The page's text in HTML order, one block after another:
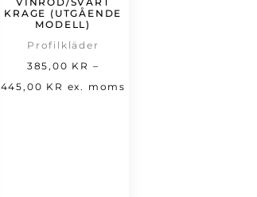
KRAGE (UTGÅENDE
MODELL)
Profilkläder
385,00 KR –
445,00 KR Prisintervall:
ex. moms